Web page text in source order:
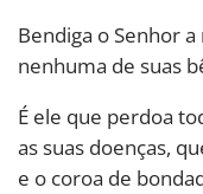
Bendiga o Senhor
nenhuma de suas
É ele que perdoa
as suas doenças,
e o coroa de